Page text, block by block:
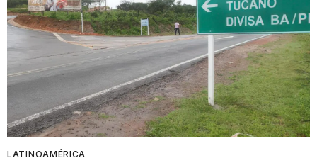
LATINOAMÉRICA